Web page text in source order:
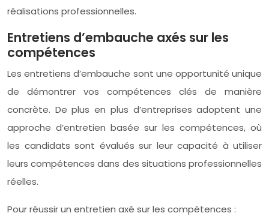
réalisations professionnelles.
Entretiens d’embauche axés sur les
compétences
Les entretiens d’embauche sont une opportunité unique
de démontrer vos compétences clés de manière
concrète. De plus en plus d’entreprises adoptent une
approche d’entretien basée sur les compétences, où
les candidats sont évalués sur leur capacité à utiliser
leurs compétences dans des situations professionnelles
réelles.
Pour réussir un entretien axé sur les compétences :